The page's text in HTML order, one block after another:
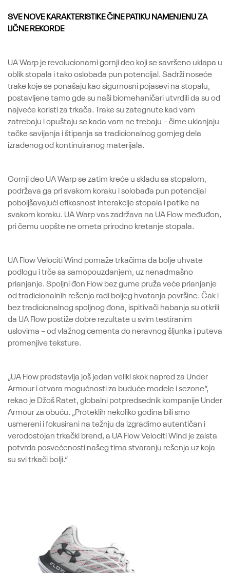
SVE NOVE KARAKTERISTIKE ČINE PATIKU NAMENJENU ZA
LIČNE REKORDE
UA Warp je revolucionarni gornji deo koji se savršeno uklapa u
oblik stopala i tako oslobađa pun potencijal. Sadrži noseće
trake koje se ponašaju kao sigurnosni pojasevi na stopalu,
postavljene tamo gde su naši biomehaničari utvrdili da su od
najveće koristi za trkača. Trake su zategnute kad vam
zatrebaju i opuštaju se kada vam ne trebaju – čime uklanjaju
tačke savijanja i štipanja sa tradicionalnog gornjeg dela
izrađenog od kontinuiranog materijala.
Gornji deo UA Warp se zatim kreće u skladu sa stopalom,
podržava ga pri svakom koraku i solobađa pun potencijal
poboljšavajući efikasnost interakcije stopala i patike na
svakom koraku. UA Warp vas zadržava na UA Flow međuđon,
pri čemu uopšte ne ometa prirodno kretanje stopala.
UA Flow Velociti Wind pomaže trkačima da bolje uhvate
podlogu i trče sa samopouzdanjem, uz nenadmašno
prianjanje. Spoljni đon Flow bez gume pruža veće prianjanje
od tradicionalnih rešenja radi boljeg hvatanja površine. Čak i
bez tradicionalnog spoljnog đona, ispitivači habanja su otkrili
da UA Flow postiže dobre rezultate u svim testiranim
uslovima – od vlažnog cementa do neravnog šljunka i puteva
promenjive teksture.
„UA Flow predstavlja još jedan veliki skok napred za Under
Armour i otvara mogućnosti za buduće modele i sezone“,
rekao je Džoš Ratet, globalni potpredsednik kompanije Under
Armour za obuću. „Proteklih nekoliko godina bili smo
usmereni i fokusirani na težnju da izgradimo autentičan i
verodostojan trkački brend, a UA Flow Velociti Wind je zaista
potvrda posvećenosti našeg tima stvaranju rešenja uz koja
su svi trkači bolji.“